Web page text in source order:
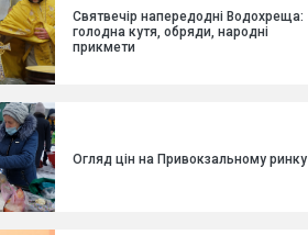
Святвечір напередодні Водохреща:
голодна кутя, обряди, народні
прикмети
Огляд цін на Привокзальному ринку